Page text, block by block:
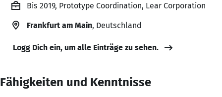
Bis 2019, Prototype Coordination, Lear Corporation
Frankfurt am Main, Deutschland
Logg Dich ein, um alle Einträge zu sehen.
Fähigkeiten und Kenntnisse